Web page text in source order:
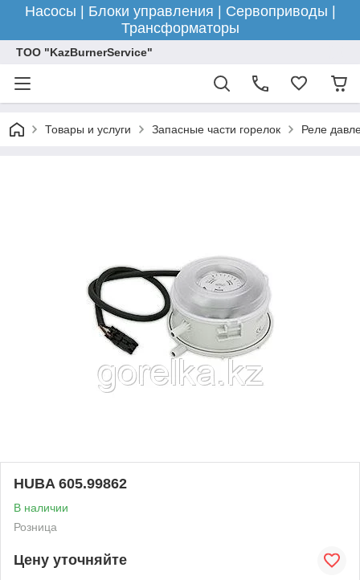
Насосы | Блоки управления | Сервоприводы |
Трансформаторы
ТОО "KazBurnerService"
Товары и услуги Запасные части горелок Реле
HUBA 605.99862
В наличии
Розница
Цену уточняйте